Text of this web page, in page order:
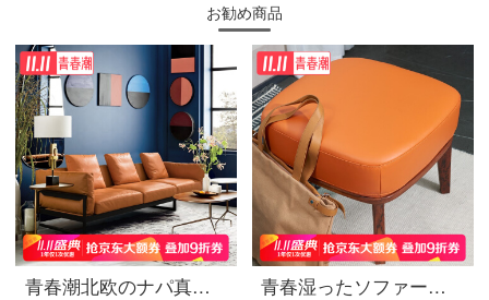
お勧め商品
青春潮北欧のナパ真皮のソファーイタリアのデザイナー3人4人のソファーのリビングルームloft工業風オレンジ色の4人の席（3.98 m）
青春湿ったソファーの椅子は腰掛けの本革の北欧の小さい腰掛けに足を踏み入れます/四角の腰掛けの実用的な木のソファーの腰掛け/低い腰掛け/足を置く腰掛け/靴の腰掛けを交換しますA 16足(烏金の木)